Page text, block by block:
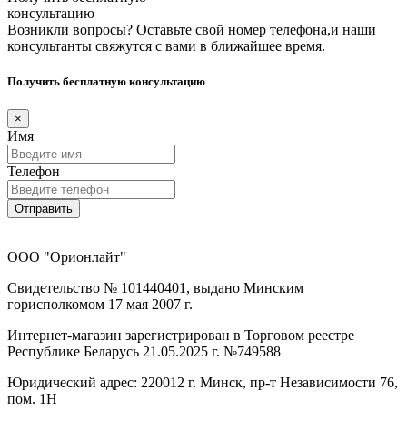
консультацию
Возникли вопросы? Оставьте свой номер телефона,и наши
консультанты свяжутся с вами в ближайшее время.
Получить бесплатную консультацию
×
Имя
Телефон
Отправить
ООО "Орионлайт"
Свидетельство № 101440401, выдано Минским
горисполкомом 17 мая 2007 г.
Интернет-магазин зарегистрирован в Торговом реестре
Республике Беларусь 21.05.2025 г. №749588
Юридический адрес: 220012 г. Минск, пр-т Независимости 76,
пом. 1Н